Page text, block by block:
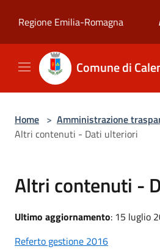
Regione Emilia-Romagna
Comune di
Home > Amministrazione
Altri contenuti - Dati ulteriori
Altri contenuti -
Ultimo aggiornamento: 15 luglio
Referto gestione 2016